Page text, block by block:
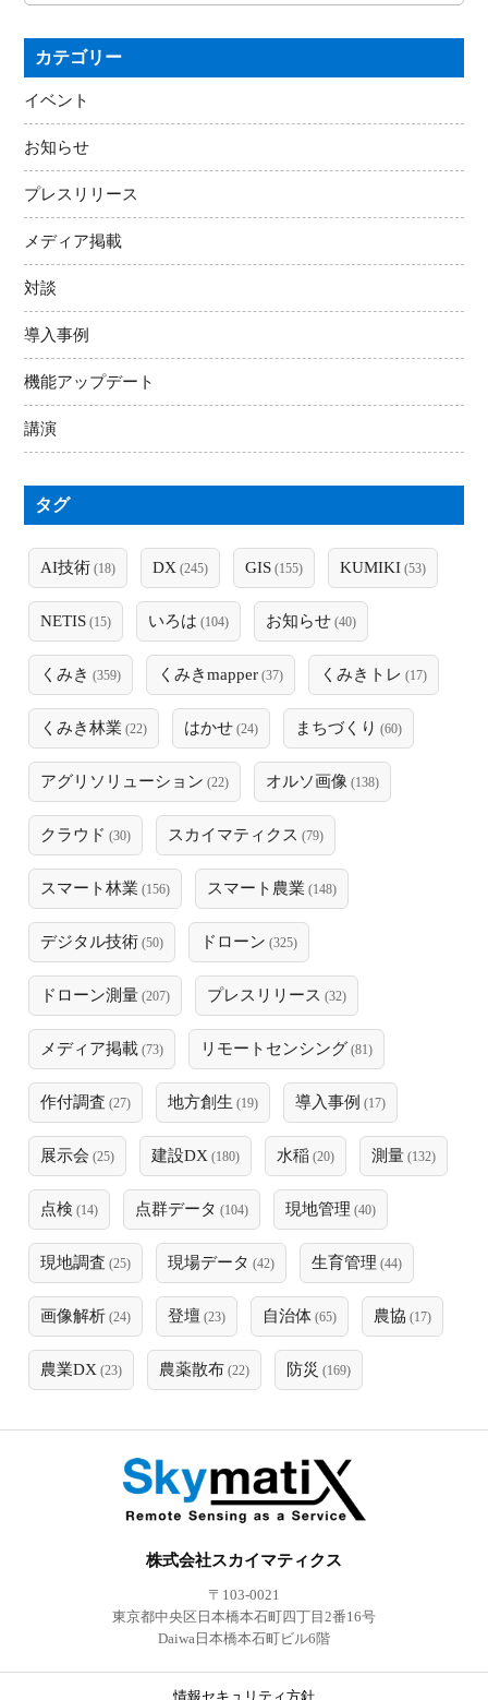
カテゴリー
イベント
お知らせ
プレスリリース
メディア掲載
対談
導入事例
機能アップデート
講演
タグ
AI技術 (18) DX (245) GIS (155) KUMIKI (53)
NETIS (15) いろは (104) お知らせ (40)
くみき (359) くみきmapper (37) くみきトレ (17)
くみき林業 (22) はかせ (24) まちづくり (60)
アグリソリューション (22) オルソ画像 (138)
クラウド (30) スカイマティクス (79)
スマート林業 (156) スマート農業 (148)
デジタル技術 (50) ドローン (325)
ドローン測量 (207) プレスリリース (32)
メディア掲載 (73) リモートセンシング (81)
作付調査 (27) 地方創生 (19) 導入事例 (17)
展示会 (25) 建設DX (180) 水稲 (20) 測量 (132)
点検 (14) 点群データ (104) 現地管理 (40)
現地調査 (25) 現場データ (42) 生育管理 (44)
画像解析 (24) 登壇 (23) 自治体 (65) 農協 (17)
農業DX (23) 農薬散布 (22) 防災 (169)
株式会社スカイマティクス
〒103-0021
東京都中央区日本橋本石町四丁目2番16号
Daiwa日本橋本石町ビル6階
情報セキュリティ方針